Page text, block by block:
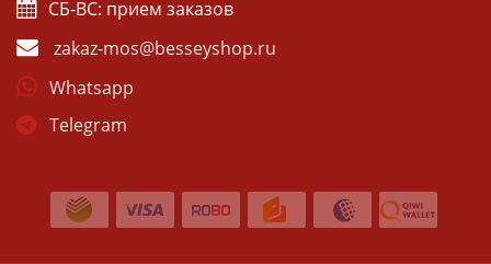
СБ-ВС: прием заказов
zakaz-mos@besseyshop.ru
Whatsapp
Telegram